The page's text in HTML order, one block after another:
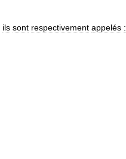
ils sont respectivement appelés :